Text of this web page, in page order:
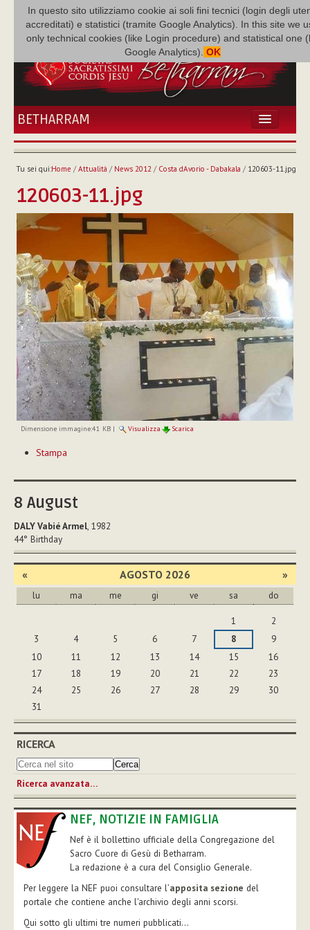
In questo sito utilizziamo cookie ai soli fini tecnici (login degli
accreditati) e statistici (tramite Google Analytics). In this site we
only technical cookies (like Login procedure) and statistical one
Google Analytics). OK
BETHARRAM
HOME
FAMIGLIA
MISSIONE
MEDIATECA
P. AUGUSTO ETCHECOPAR
Tu sei qui:Home / Attualità / News 2012 / Costa dAvorio - Dabakala / 120603-11.jpg
120603-11.jpg
Dimensione immagine:41 KB| Visualizza Scarica
sul
Stampa
8 August
DALY Vabié Armel, 1982
44° Birthday
« AGOSTO 2026 »
lu ma me gi ve sa do
1
2
3
4 5 6 7 8
9
10
11 12 13 14 15
16
17
18 19 20 21 22
23
24
25 26 27 28 29
30
31
RICERCA
Ricerca avanzata…
NEF, NOTIZIE IN FAMIGLIA
Nef è il bollettino ufficiale della Congregazione del
Sacro Cuore di Gesù di Betharram.
La redazione è a cura del Consiglio Generale.
Per leggere la NEF puoi consultare l’apposita sezione del
portale che contiene anche l'archivio degli anni scorsi.
Qui sotto gli ultimi tre numeri pubblicati...